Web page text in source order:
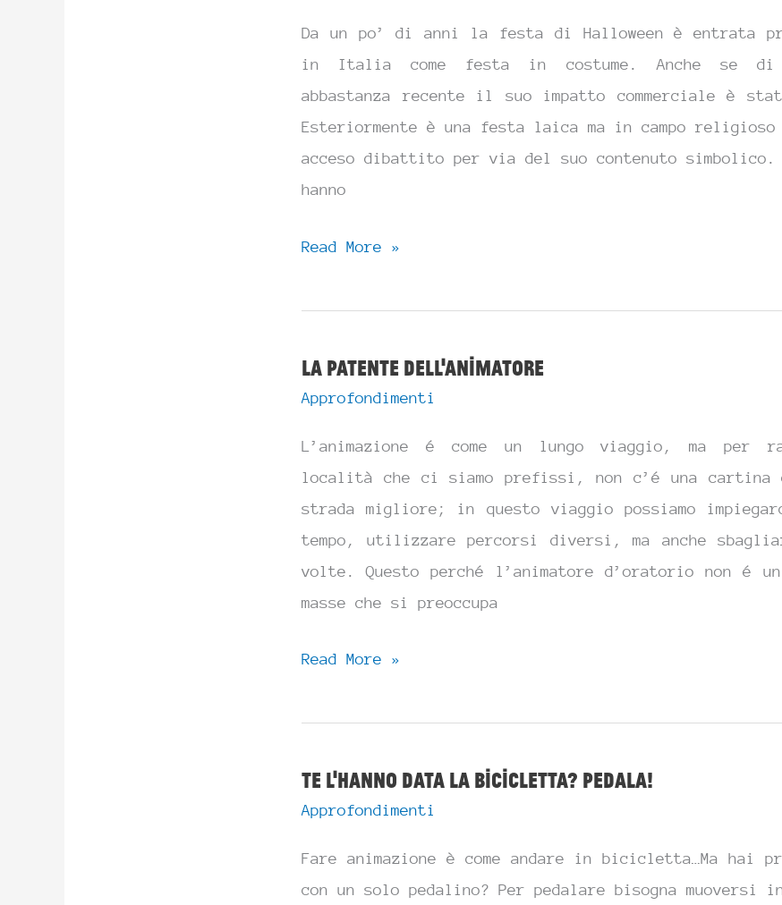
Da un po’ di anni la festa di Halloween è entrata
in Italia come festa in costume. Anche se di
abbastanza recente il suo impatto commerciale è
Esteriormente è una festa laica ma in campo
acceso dibattito per via del suo contenuto simbolico.
hanno
Halloween
oratorio?
Read More »
La patente dell’animatore
Approfondimenti
L’animazione é come un lungo viaggio, ma per
località che ci siamo prefissi, non c’é una cartina
strada migliore; in questo viaggio possiamo
tempo, utilizzare percorsi diversi, ma anche
volte. Questo perché l’animatore d’oratorio non é
masse che si preoccupa
La
dell’animatore
Read More »
Te l’hanno data la bicicletta? Pedala!
Approfondimenti
Fare animazione è come andare in bicicletta…Ma hai
con un solo pedalino? Per pedalare bisogna muoversi